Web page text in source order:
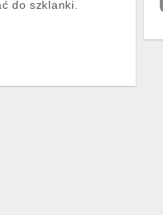
do szklanki.